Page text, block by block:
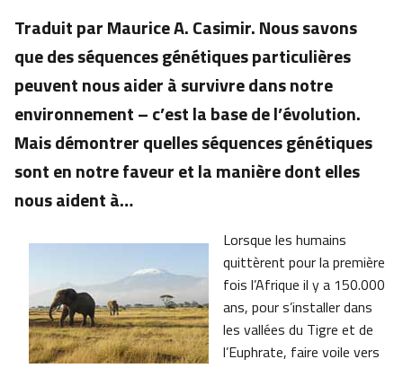
Traduit par Maurice A. Casimir. Nous savons
que des séquences génétiques particulières
peuvent nous aider à survivre dans notre
environnement – c’est la base de l’évolution.
Mais démontrer quelles séquences génétiques
sont en notre faveur et la manière dont elles
nous aident à…
Lorsque les humains
quittèrent pour la première
fois l’Afrique il y a 150.000
ans, pour s’installer dans
les vallées du Tigre et de
l’Euphrate, faire voile vers